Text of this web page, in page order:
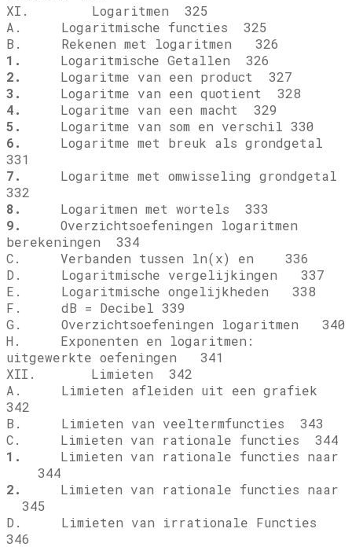
XI. Logaritmen 325
A. Logaritmische functies 325
B. Rekenen met logaritmen 326
1.
Logaritmische Getallen 326
2.
Logaritme van een product 327
3.
Logaritme van een quotient 328
4.
Logaritme van een macht 329
5.
Logaritme van som en verschil 330
6.
Logaritme met breuk als grondgetal
331
7.
Logaritme met omwisseling grondgetal
332
8.
Logaritmen met wortels 333
9.
Overzichtsoefeningen logaritmen
berekeningen 334
C. Verbanden tussen ln(x) en
336
D. Logaritmische vergelijkingen 337
E. Logaritmische ongelijkheden 338
F. dB = Decibel 339
G. Overzichtsoefeningen logaritmen 340
H. Exponenten en logaritmen:
uitgewerkte oefeningen 341
XII. Limieten 342
A. Limieten afleiden uit een grafiek
342
B. Limieten van veeltermfuncties 343
C. Limieten van rationale functies 344
1.
Limieten van rationale functies naar
344
2.
Limieten van rationale functies naar
345
D. Limieten van irrationale Functies
346